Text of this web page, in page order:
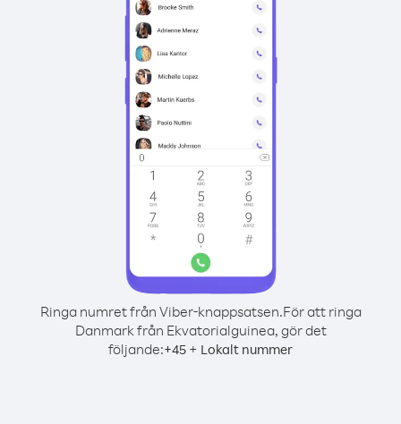
Ringa numret från Viber-knappsatsen.För att ringa
Danmark från Ekvatorialguinea, gör det
följande:+45 + Lokalt nummer